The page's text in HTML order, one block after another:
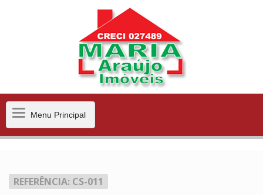
MenuMenu Principal
REFERÊNCIA: CS-011